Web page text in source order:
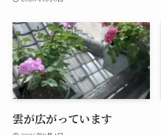
雲が広がっています